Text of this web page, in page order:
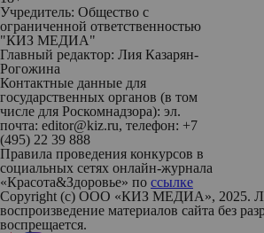
Учредитель: Общество с
ограниченной ответственностью
"КИЗ МЕДИА"
Главный редактор: Лия Казарян-
Рогожина
Контактные данные для
государственных органов (в том
числе для Роскомнадзора): эл.
почта: editor@kiz.ru, телефон: +7
(495) 22 39 888
Правила проведения конкурсов в
социальных сетях онлайн-журнала
«Красота&Здоровье» по ссылке
Copyright (с) ООО «КИЗ МЕДИА», 2025.
воспроизведение материалов сайта без
воспрещается.